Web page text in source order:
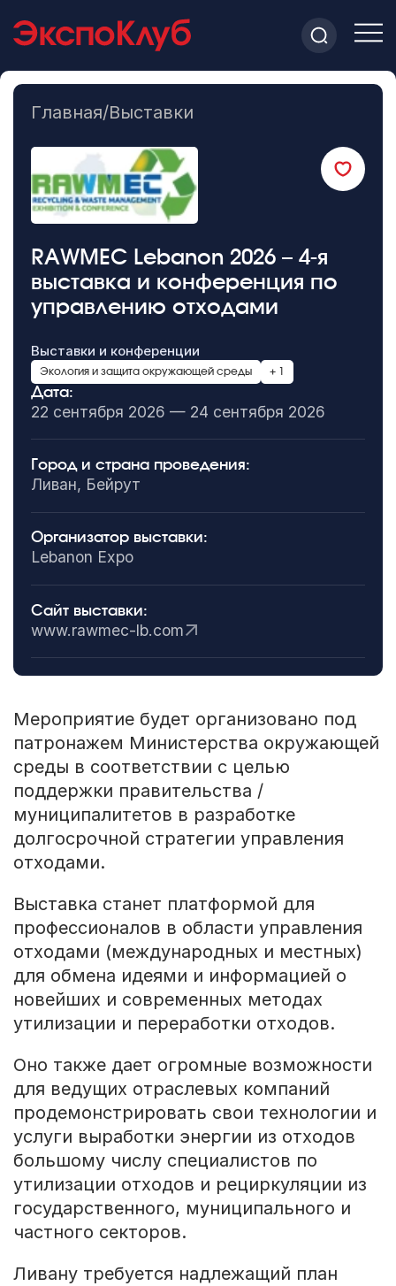
Главная/Выставки
RAWMEC Lebanon 2026 – 4-я
выставка и конференция по
управлению отходами
Выставки и конференции
Экология и защита окружающей среды + 1
Дата:
22 сентября 2026 — 24 сентября 2026
Город и страна проведения:
Ливан, Бейрут
Организатор выставки:
Lebanon Expo
Сайт выставки:
www.rawmec-lb.com
Мероприятие будет организовано под
патронажем Министерства окружающей
среды в соответствии с целью
поддержки правительства /
муниципалитетов в разработке
долгосрочной стратегии управления
отходами.
Выставка станет платформой для
профессионалов в области управления
отходами (международных и местных)
для обмена идеями и информацией о
новейших и современных методах
утилизации и переработки отходов.
Оно также дает огромные возможности
для ведущих отраслевых компаний
продемонстрировать свои технологии и
услуги выработки энергии из отходов
большому числу специалистов по
утилизации отходов и рециркуляции из
государственного, муниципального и
частного секторов.
Ливану требуется надлежащий план